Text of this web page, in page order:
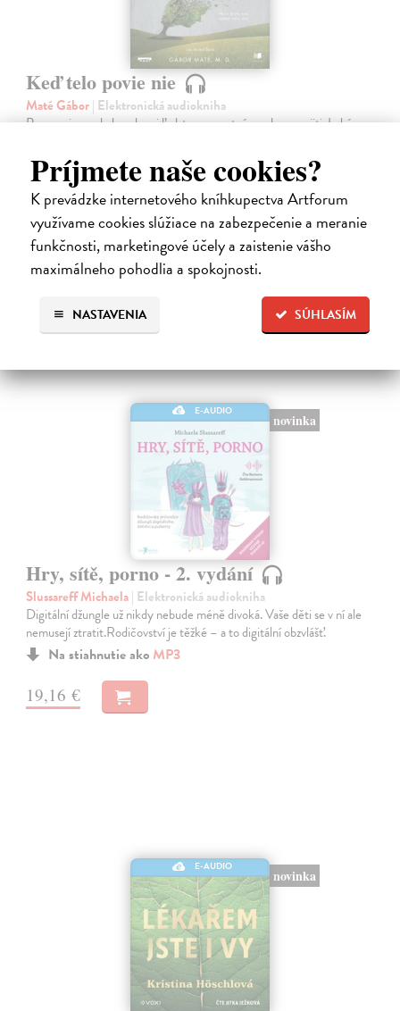
Príjmete naše cookies?
K prevádzke internetového kníhkupectva Artforum
využívame cookies slúžiace na zabezpečenie a meranie
funkčnosti, marketingové účely a zaistenie vášho
maximálneho pohodlia a spokojnosti.
SÚHLASÍM
NASTAVENIA
Keď telo povie nie
Maté Gábor| Elektronická audiokniha
Prevencia pred chorobami ľudstvo zamestnáva od nepamäti. Lekár a
využívame svoju mozgovú kapacitu, má vplyv aj na naše fyzické
zdravie.
Na stiahnutie akoMP3
14,45 €
E-AUDIO
novinka
Hry, sítě, porno - 2. vydání
Slussareff Michaela| Elektronická audiokniha
Digitální džungle už nikdy nebude méně divoká. Vaše děti se v ní ale
nemusejí ztratit.Rodičovství je těžké – a to digitální obzvlášť.
Na stiahnutie ako MP3
19,16 €
E-AUDIO
novinka